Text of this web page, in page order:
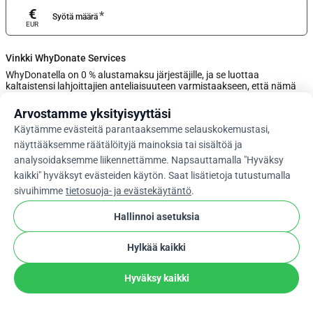
Syötä määrä*
€
EUR
Vinkki WhyDonate Services
WhyDonatella on 0 % alustamaksu järjestäjille, ja se luottaa
kaltaistensi lahjoittajien anteliaisuuteen varmistaakseen, että nämä
tai syötä mukautettu tippi alle.
0%
Anna Mukautettu Vinki
Seuraava
Fiarrow_drop_down cookie
Arvostamme yksityisyyttäsi
Käytämme evästeitä parantaaksemme selauskokemustasi,
näyttääksemme räätälöityjä mainoksia tai sisältöä ja
analysoidaksemme liikennettämme. Napsauttamalla "Hyväksy
kaikki" hyväksyt evästeiden käytön. Saat lisätietoja tutustumalla
sivuihimme tietosuoja- ja evästekäytäntö.
Hallinnoi asetuksia
Hylkää kaikki
Hyväksy kaikki